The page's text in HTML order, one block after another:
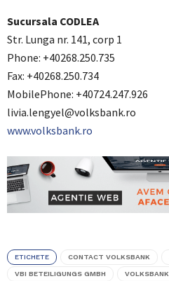
Sucursala CODLEA
Str. Lunga nr. 141, corp 1
Phone: +40268.250.735
Fax: +40268.250.734
MobilePhone: +40724.247.926
livia.lengyel@volksbank.ro
www.volksbank.ro
ETICHETE CONTACT VOLKSBANK
VBI BETEILIGUNGS GMBH VOLKSBANK